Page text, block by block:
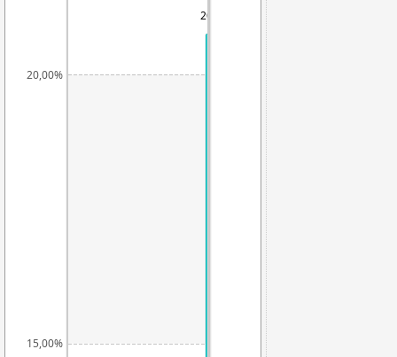
15,00%
20,00%
20,76%